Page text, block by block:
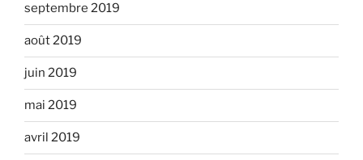
septembre 2019
août 2019
juin 2019
mai 2019
avril 2019